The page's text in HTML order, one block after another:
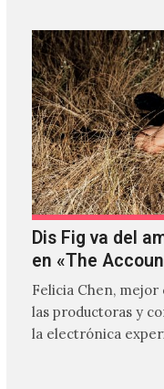
Dis Fig va del
en «The
Felicia Chen, mejor
las productoras y
la electrónica